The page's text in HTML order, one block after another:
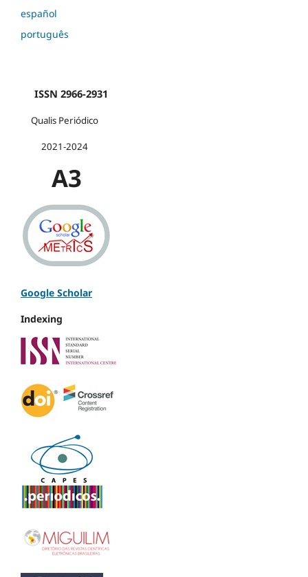
español
português
ISSN 2966-2931
Qualis Periódico
2021-2024
A3
Google Scholar
Indexing